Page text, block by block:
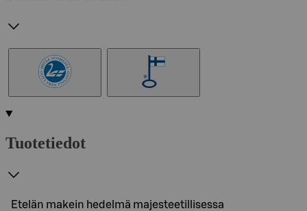
Tuotetiedot
Etelän makein hedelmä majesteetillisessa